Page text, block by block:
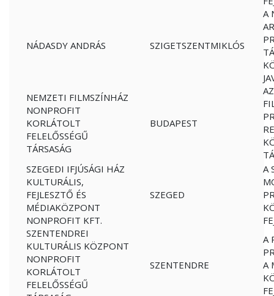
NÁDASDY ANDRÁS SZIGETSZENTMIKLÓS
A
NEMZETI FILMSZÍNHÁZ
NONPROFIT
KORLÁTOLT
FELELŐSSÉGŰ
TÁRSASÁG
BUDAPEST
SZEGEDI IFJÚSÁGI HÁZ
KULTURÁLIS,
FEJLESZTŐ ÉS
MÉDIAKÖZPONT
NONPROFIT KFT.
SZEGED
A
SZENTENDREI
KULTURÁLIS KÖZPONT
NONPROFIT
KORLÁTOLT
FELELŐSSÉGŰ
SZENTENDRE
A
A